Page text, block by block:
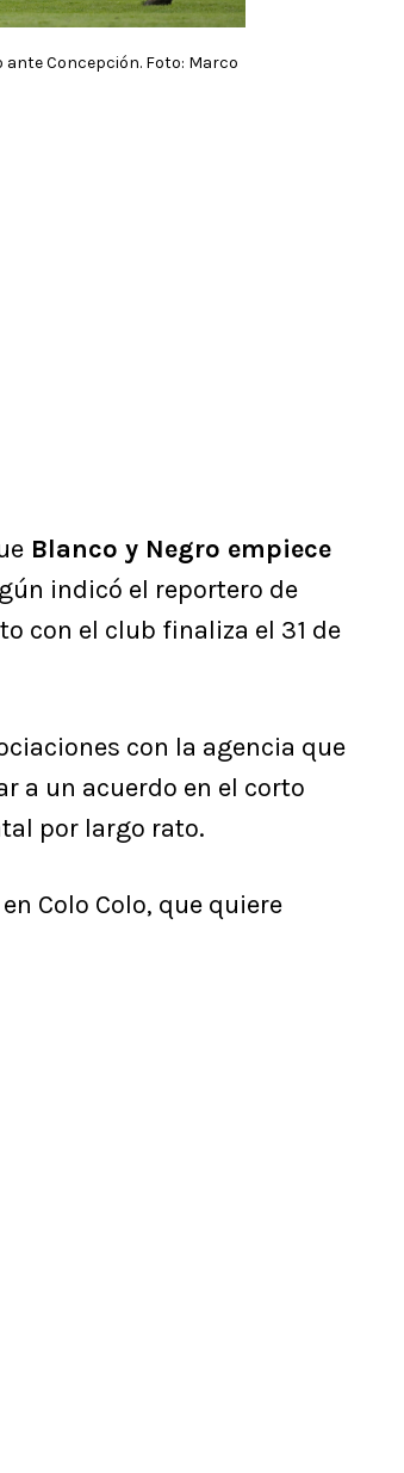
ante Concepción. Foto: Marco
Blanco y Negro empiece
indicó el reportero de
con el club finaliza el 31 de
con la agencia que
a un acuerdo en el corto
por largo rato.
Colo Colo, que quiere